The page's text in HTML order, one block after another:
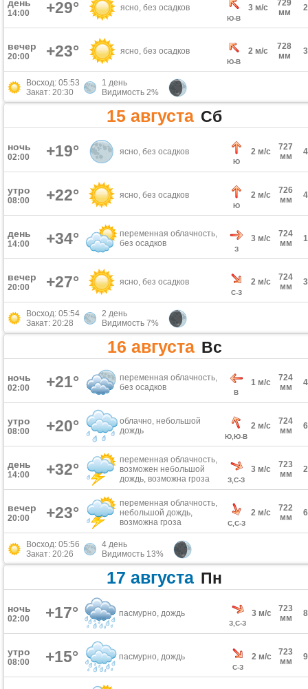
день
14:00 +29° ясно, без осадков
Ю-В
3 м/с
729
мм
вечер
20:00 +23° ясно, без осадков
Ю-В
2 м/с
728
мм
Восход: 05:53
Закат: 20:30
1 день
Видимость 2%
15 августа Сб
ночь
02:00 +19° ясно, без осадков
Ю
2 м/с
727
мм
утро
08:00 +22° ясно, без осадков
Ю
2 м/с
726
мм
день
14:00 +34°
переменная облачность,
без осадков
З
3 м/с
724
мм
вечер
20:00 +27° ясно, без осадков
С-З
2 м/с
724
мм
Восход: 05:54
Закат: 20:28
2 день
Видимость 7%
16 августа Вс
ночь
02:00 +21°
переменная облачность,
без осадков
В
1 м/с
724
мм
утро
08:00 +20°
облачно, небольшой
дождь
Ю,Ю-В
2 м/с
724
мм
день
14:00 +32°
переменная облачность,
возможен небольшой
дождь, возможна гроза
З,С-З
3 м/с
723
мм
вечер
20:00 +23°
переменная облачность,
небольшой дождь,
возможна гроза
С,С-З
2 м/с
722
мм
Восход: 05:56
Закат: 20:26
4 день
Видимость 13%
17 августа Пн
ночь
02:00 +17° пасмурно, дождь
З,С-З
3 м/с
723
мм
утро
08:00 +15° пасмурно, дождь
С-З
2 м/с
723
мм